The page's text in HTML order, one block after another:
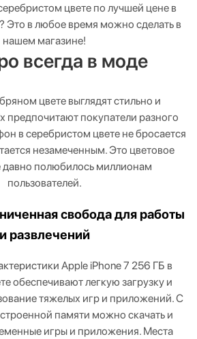
цвете по лучшей цене в
Это в любое время можно сделать в
нашем магазине!
всегда в моде
цвете выглядят стильно и
предпочитают покупатели разного
в серебристом цвете не бросается
незамеченным. Это цветовое
полюбилось миллионам
пользователей.
свобода для работы
и развлечений
Apple iPhone 7 256 ГБ в
обеспечивают легкую загрузку и
тяжелых игр и приложений. С
памяти можно скачать и
игры и приложения. Места